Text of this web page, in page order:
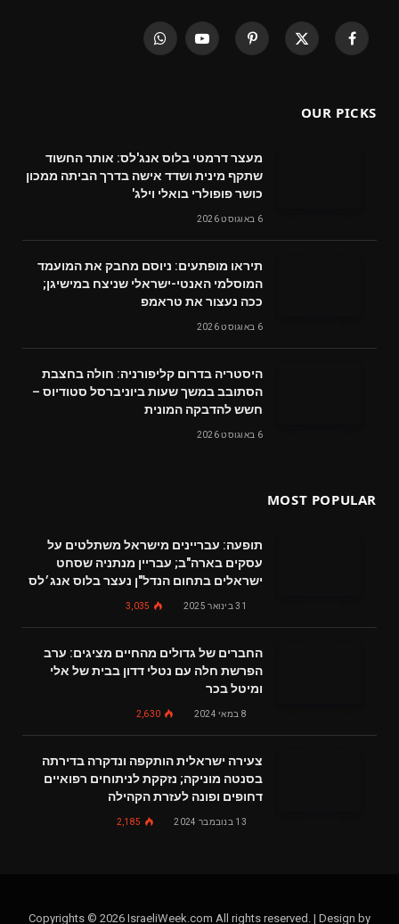
Facebook
X
Pinterest
YouTube
WhatsApp
OUR PICKS
מעצר דרמטי בלוס אנג'לס: אותר החשוד
שתקף מינית ושדד אישה בדרך הביתה ממכון
כושר פופולרי בואלי וילג'
6 באוגוסט 2026
תיראו מופתעים: ניוסם מחבק את המועמד
המוסלמי האנטי-ישראלי שניצח במישיגן;
ככה נעצור את טראמפ
6 באוגוסט 2026
היסטריה בדרום קליפורניה: חולה בחצבת
הסתובב במשך שעות ביוניברסל סטודיוס –
חשש להדבקה המונית
6 באוגוסט 2026
MOST POPULAR
תופעה: עבריינים מישראל משתלטים על
עסקים בארה"ב; עבריין מנתניה שסחט
ישראלים בתחום הנדל"ן נעצר בלוס אנג׳לס
31 בינואר 2025 3,035
החברים של גדולים מהחיים מציגים: ערב
הפרשת חלה עם נטלי דדון בבית של אלי
ומיטל בכר
8 במאי 2024 2,630
צעירה ישראלית הותקפה ונדקרה בדירתה
בסנטה מוניקה; נזקקת לניתוחים רפואיים
דחופים ופונה לעזרת הקהילה
13 בנובמבר 2024 2,185
Copyrights © 2026 IsraeliWeek.com All rights reserved. | Design by